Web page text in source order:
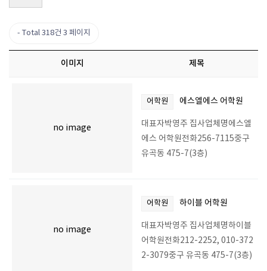
Total 318건 3 페이지
이미지 제목
no image
어학원 에스엘에스 어학원
대표자박영주 집사업체명에스엘
에스 어학원전화256-7115중구
유곡동 475-7(3층)
no image
어학원 하이블 어학원
대표자박영주 집사업체명하이블
어학원전화212-2252, 010-372
2-3079중구 유곡동 475-7(3층)